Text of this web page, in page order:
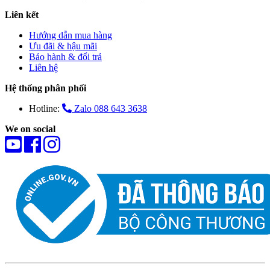
Liên kết
Hướng dẫn mua hàng
Ưu đãi & hậu mãi
Bảo hành & đổi trả
Liên hệ
Hệ thống phân phối
Hotline:
Zalo 088 643 3638
We on social